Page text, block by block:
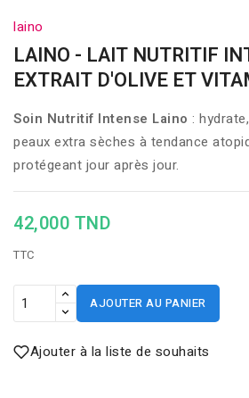
laino
LAINO - LAIT NUTRITIF
EXTRAIT D'OLIVE ET
Soin Nutritif Intense Laino :
peaux extra sèches à tendance
protégeant jour après jour.
42,000 TND
TTC
AJOUTER AU PANIER
Ajouter à la liste de souhaits